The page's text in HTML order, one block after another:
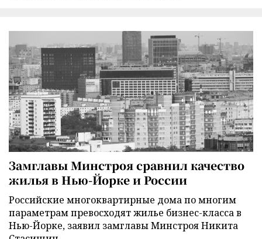
Замглавы Минстроя сравнил качество
жилья в Нью-Йорке и России
Российские многоквартирные дома по многим
параметрам превосходят жилье бизнес-класса в
Нью-Йорке, заявил замглавы Минстроя Никита